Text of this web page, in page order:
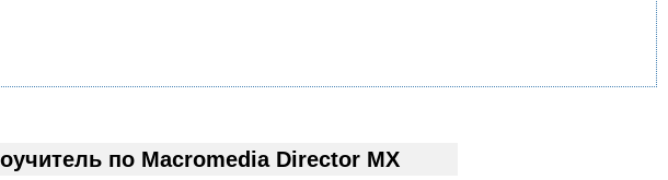
по Macromedia Director MX